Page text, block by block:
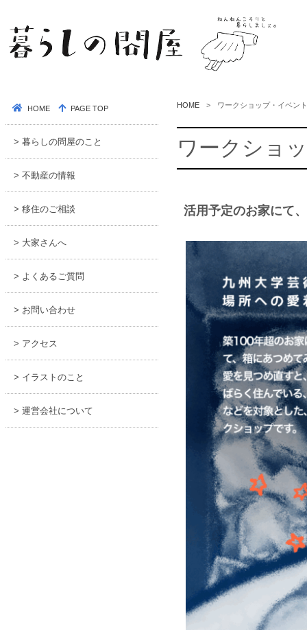
HOME ワークショップ・イベント
ワークショ
活用予定のお家にて
HOME PAGE TOP
> 暮らしの問屋のこと
> 不動産の情報
> 移住のご相談
> 大家さんへ
> よくあるご質問
> お問い合わせ
> アクセス
> イラストのこと
> 運営会社について